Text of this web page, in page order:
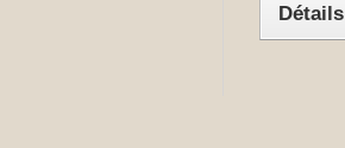
Détails